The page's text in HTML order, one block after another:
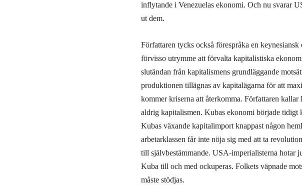
inflytande i Venezuelas ekonomi. Och nu svarar
ut dem.
Författaren tycks också förespråka en
förvisso utrymme att förvalta kapitalistiska
slutändan från kapitalismens grundläggande
produktionen tillägnas av kapitalägarna för att
kommer kriserna att återkomma. Författaren
aldrig kapitalismen. Kubas ekonomi började tidigt
Kubas växande kapitalimport knappast någon
arbetarklassen får inte nöja sig med att ta
till självbestämmande. USA-imperialisterna hotar
Kuba till och med ockuperas. Folkets väpnade
måste stödjas.